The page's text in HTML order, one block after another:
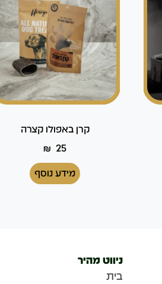
קרן באפולו קצרה
₪ 25
מידע נוסף
ניווט מהיר
בית